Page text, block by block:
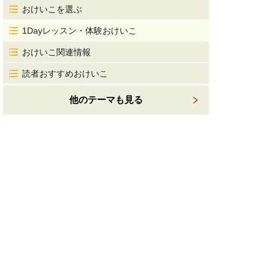
おけいこを選ぶ
1Dayレッスン・体験おけいこ
おけいこ関連情報
読者おすすめおけいこ
他のテーマも見る